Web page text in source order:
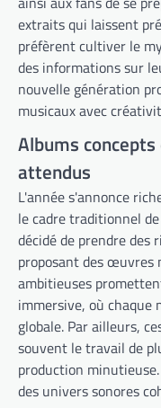
extraits qui laissent
préfèrent cultiver le
des informations sur
nouvelle génération
musicaux avec
Albums
attendus
L'année s'annonce
le cadre traditionnel
décidé de prendre des
proposant des œuvres
ambitieuses
immersive, où chaque
globale. Par ailleurs,
souvent le travail de
production
des univers sonores